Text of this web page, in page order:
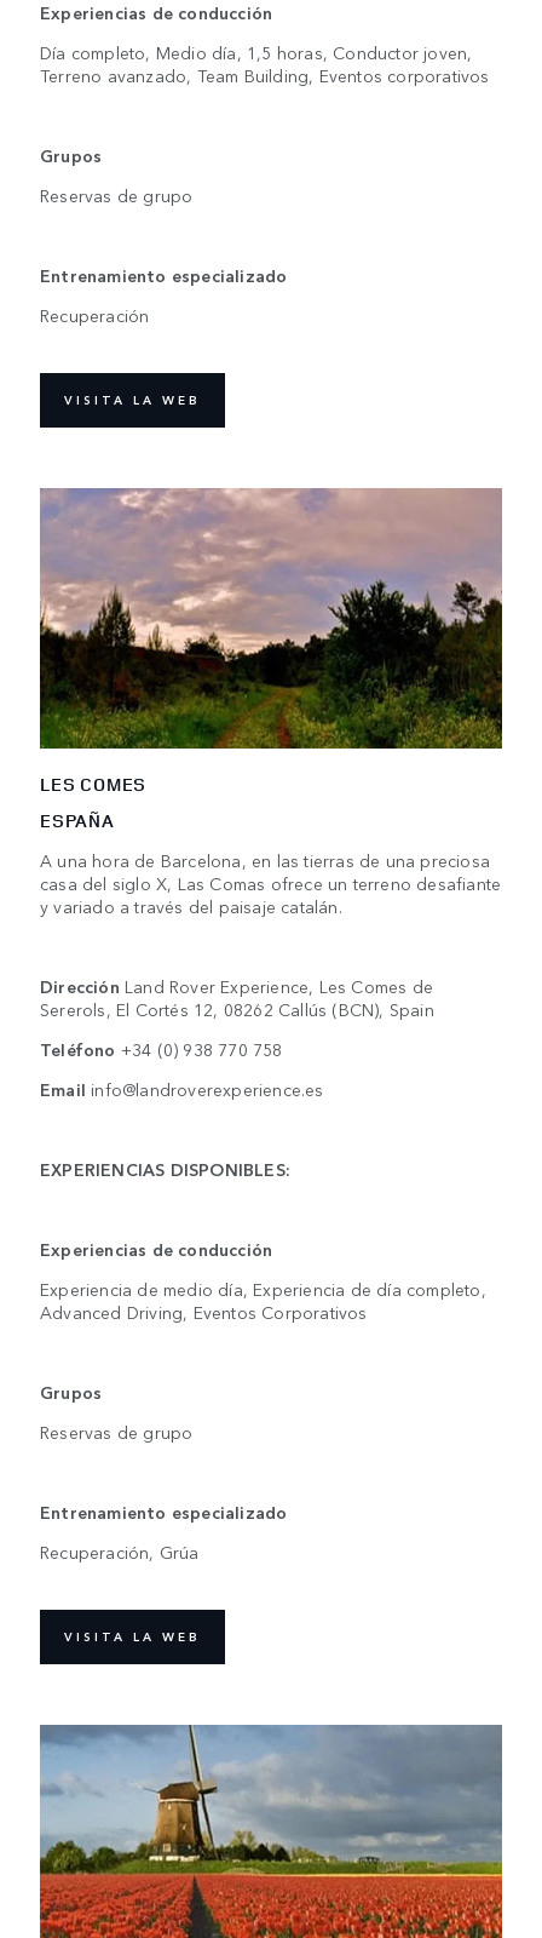
Experiencias de conducción
Día completo, Medio día, 1,5 horas, Conductor joven,
Terreno avanzado, Team Building, Eventos corporativos
Grupos
Reservas de grupo
Entrenamiento especializado
Recuperación
VISITA LA WEB
LES COMES
ESPAÑA
A una hora de Barcelona, en las tierras de una preciosa
casa del siglo X, Las Comas ofrece un terreno desafiante
y variado a través del paisaje catalán.
Dirección Land Rover Experience, Les Comes de
Sererols, El Cortés 12, 08262 Callús (BCN), Spain
Teléfono +34 (0) 938 770 758
Email info@landroverexperience.es
EXPERIENCIAS DISPONIBLES:
Experiencias de conducción
Experiencia de medio día, Experiencia de día completo,
Advanced Driving, Eventos Corporativos
Grupos
Reservas de grupo
Entrenamiento especializado
Recuperación, Grúa
VISITA LA WEB